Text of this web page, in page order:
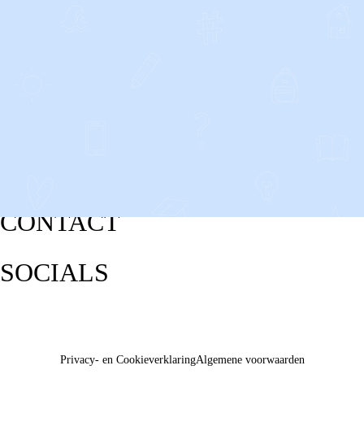
CONTACT
SOCIALS
Privacy- en CookieverklaringAlgemene voorwaarden